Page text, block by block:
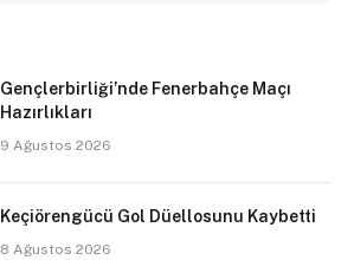
Gençlerbirliği’nde Fenerbahçe Maçı
Hazırlıkları
9 Ağustos 2026
Keçiörengücü Gol Düellosunu Kaybetti
8 Ağustos 2026